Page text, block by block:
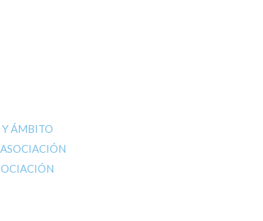
ÁMBITO